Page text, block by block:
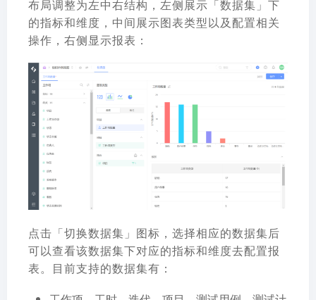
布局调整为左中右结构，左侧展示「数据集」下
的指标和维度，中间展示图表类型以及配置相关
操作，右侧显示报表：
点击「切换数据集」图标，选择相应的数据集后
可以查看该数据集下对应的指标和维度去配置报
表。目前支持的数据集有：